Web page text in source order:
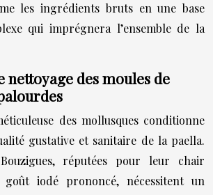
les ingrédients bruts en une base
qui imprégnera l’ensemble de la
nettoyage des moules de
des mollusques conditionne
gustative et sanitaire de la paella.
réputées pour leur chair
iodé prononcé, nécessitent un